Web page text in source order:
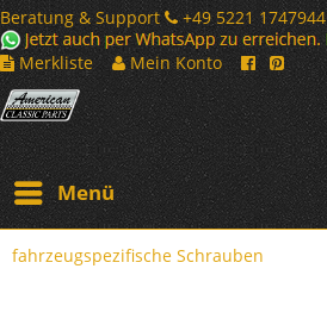
Beratung & Support
+49 5221 1747944
Merkliste
Mein Konto
Menü
fahrzeugspezifische Schrauben